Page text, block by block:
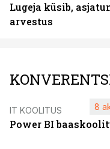
Lugeja küsib,
arvestus
IT KOOLITUS
Power BI
8